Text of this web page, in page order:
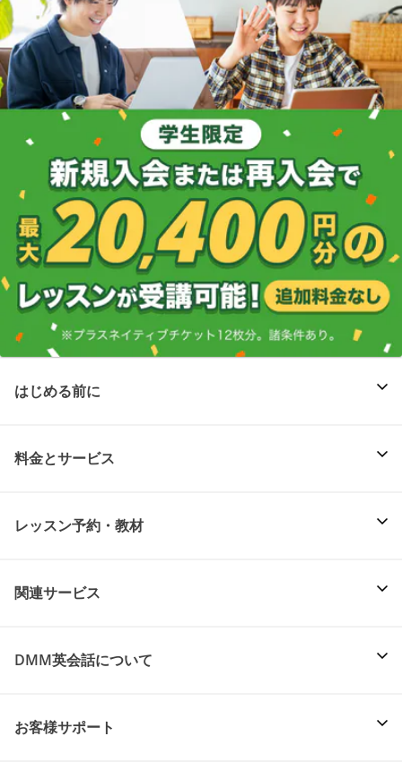
はじめる前に
料金とサービス
レッスン予約・教材
関連サービス
DMM英会話について
お客様サポート